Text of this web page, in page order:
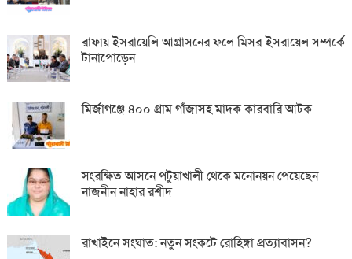
রাফায় ইসরায়েলি আগ্রাসনের ফলে মিসর-ইসরায়েল সম্পর্কে
টানাপোড়েন
মির্জাগঞ্জে ৪০০ গ্রাম গাঁজাসহ মাদক কারবারি আটক
সংরক্ষিত আসনে পটুয়াখালী থেকে মনোনয়ন পেয়েছেন
নাজনীন নাহার রশীদ
রাখাইনে সংঘাত: নতুন সংকটে রোহিঙ্গা প্রত্যাবাসন?